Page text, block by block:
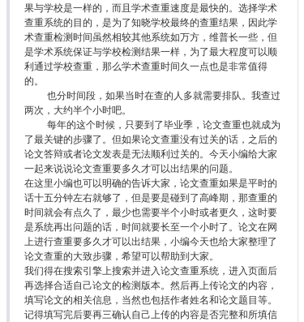
果与学校是一样的，而且学术查重速度是最快的。选择学术
查重系统的目的，是为了知晓学校最终的查重结果，因此学
术查重检测时间虽然相较其他系统如万方，维普长一些，但
是学术系统保证与学校检测结果一样，为了最大程度可以顺
利通过学校查重，那么学术查重时间久一点也是非常值得
的。
也分时间段，如果当时在查的人多就需要排队。我查过
两次，大约半个小时吧。
每年的这个时候，只要到了毕业季，论文查重也就成为
了最关键的步骤了。但如果论文查重没有过关的话，之后的
论文答辩或者论文发表是无法顺利过关的。今天小编给大家
一起来说说论文查重要多久才可以出结果的问题。
在这里小编也可以明确的告诉大家，论文查重如果是平时的
话十五分钟左右就够了，但是要是碰到了高峰期，那查重的
时间就会有点久了，最少也需要半个小时或者更久，这时要
是系统再出问题的话，时间就要长至一个小时了。论文在网
上进行查重要多久才可以出结果，小编今天也给大家整理了
论文查重的大致步骤，希望可以帮助到大家。
我们得在搜索引擎上搜索并进入论文查重系统，进入页面后
再选择合适自己论文的检测版本。然后再上传论文的内容，
填写论文的相关信息，当然也包括作者姓名和论文题目等。
记得填写完后要再三确认自己上传的内容是否完整和所填信